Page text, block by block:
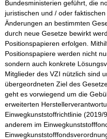
Bundesministerien geführt, die
juristischen und / oder
Änderungen an bestimmten
durch neue Gesetze bewirkt
Positionspapieren erfolgen.
Positionspapiere werden nicht
sondern auch konkrete
Mitglieder des VZI nützlich sind
übergeordneten Ziel des
geht es vorwiegend um die
erweiterten
Einwegkunststoffrichtlinie
anderem im